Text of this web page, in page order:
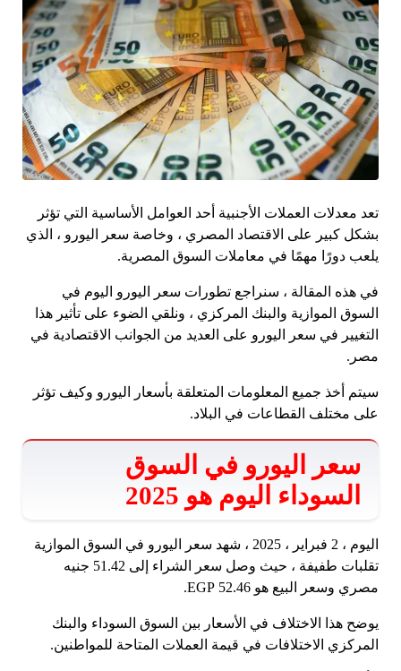
تعد معدلات العملات الأجنبية أحد العوامل الأساسية التي تؤثر
بشكل كبير على الاقتصاد المصري ، وخاصة سعر اليورو ، الذي
يلعب دورًا مهمًا في معاملات السوق المصرية.
في هذه المقالة ، سنراجع تطورات سعر اليورو اليوم في
السوق الموازية والبنك المركزي ، ونلقي الضوء على تأثير هذا
التغيير في سعر اليورو على العديد من الجوانب الاقتصادية في
مصر.
سيتم أخذ جميع المعلومات المتعلقة بأسعار اليورو وكيف تؤثر
على مختلف القطاعات في البلاد.
سعر اليورو في السوق
السوداء اليوم هو 2025
اليوم ، 2 فبراير ، 2025 ، شهد سعر اليورو في السوق الموازية
تقلبات طفيفة ، حيث وصل سعر الشراء إلى 51.42 جنيه
مصري وسعر البيع هو 52.46 EGP.
يوضح هذا الاختلاف في الأسعار بين السوق السوداء والبنك
المركزي الاختلافات في قيمة العملات المتاحة للمواطنين.